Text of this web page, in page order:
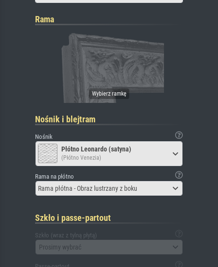
Rama
Nośnik i blejtram
Nośnik
Płótno Leonardo (satyna)
(Płótno Venezia)
Rama na płótno
Rama płótna - Obraz lustrzany z boku
Szkło i passe-partout
Szkło (wraz z tylną płytą)
Prosimy wybrać